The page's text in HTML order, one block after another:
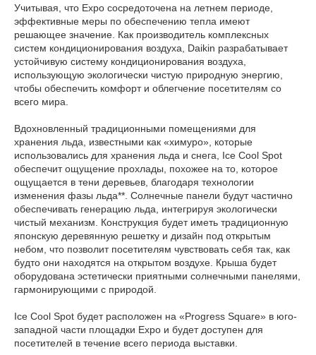
Учитывая, что Expo сосредоточена на летнем периоде,
эффективные меры по обеспечению тепла имеют
решающее значение. Как производитель комплексных
систем кондиционирования воздуха, Daikin разрабатывает
устойчивую систему кондиционирования воздуха,
использующую экологически чистую природную энергию,
чтобы обеспечить комфорт и облегчение посетителям со
всего мира.
Вдохновленный традиционными помещениями для
хранения льда, известными как «химуро», которые
использовались для хранения льда и снега, Ice Cool Spot
обеспечит ощущение прохлады, похожее на то, которое
ощущается в тени деревьев, благодаря технологии
изменения фазы льда**. Солнечные панели будут частично
обеспечивать генерацию льда, интегрируя экологически
чистый механизм. Конструкция будет иметь традиционную
японскую деревянную решетку и дизайн под открытым
небом, что позволит посетителям чувствовать себя так, как
будто они находятся на открытом воздухе. Крыша будет
оборудована эстетически приятными солнечными панелями,
гармонирующими с природой.
Ice Cool Spot будет расположен на «Progress Square» в юго-
западной части площадки Expo и будет доступен для
посетителей в течение всего периода выставки.